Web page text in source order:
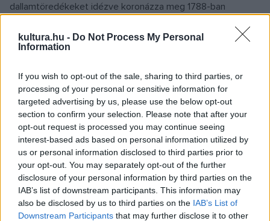
kultura.hu - Do Not Process My Personal
Information
If you wish to opt-out of the sale, sharing to third parties, or
processing of your personal or sensitive information for
targeted advertising by us, please use the below opt-out
section to confirm your selection. Please note that after your
opt-out request is processed you may continue seeing
interest-based ads based on personal information utilized by
us or personal information disclosed to third parties prior to
your opt-out. You may separately opt-out of the further
disclosure of your personal information by third parties on the
IAB’s list of downstream participants. This information may
also be disclosed by us to third parties on the IAB’s List of
Downstream Participants that may further disclose it to other
dallamtöredékeket idézve koronázza meg 1788-ban
norvég komponista, Grieg 1884-ben megírja békés,
születésének bicentenáriumára, ezzel a neoklasszikus
stílusirányzatnak előhírnökévé válik. Ugyanennek a
visszatekintésnek a követe Hartmann: 1939-ben írja
szívbemarkoló neoklasszikus hegedűversenyét, amely az
elkerülhetetlen jövőképtől riad vissza a háború előtti
Németországban. Az összekapcsolódó európai
zenetörténet letéte ez, amelynek mi is máig részesei
vagyunk.